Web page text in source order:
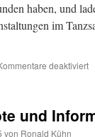
haben, und
im
deaktiviert
und
von Ronald Kühn